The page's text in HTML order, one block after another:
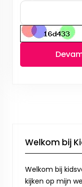
Welkom bij
Welkom bij
kijken op mijn